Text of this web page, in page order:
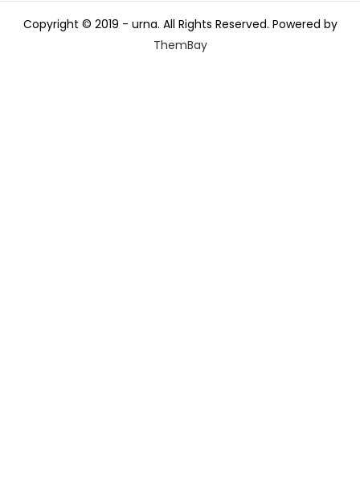
Copyright © 2019 - urna. All Rights Reserved. Powered by
ThemBay